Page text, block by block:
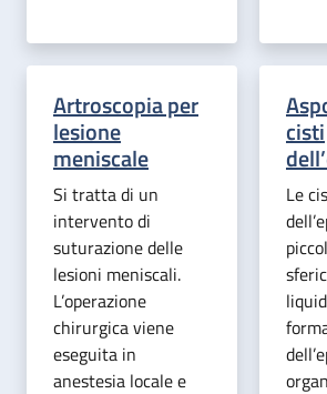
Artroscopia per
lesione
meniscale
Si tratta di un
intervento di
suturazione delle
lesioni meniscali.
L’operazione
chirurgica viene
eseguita in
anestesia locale e
cisti
Le